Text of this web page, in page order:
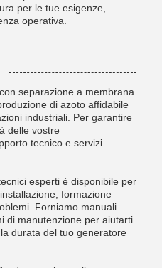
per le tue esigenze,
operativa.
separazione a membrana
di azoto affidabile
industriali. Per garantire
delle vostre
tecnico e servizi
esperti è disponibile per
formazione
Forniamo manuali
di manutenzione per aiutarti
durata del tuo generatore